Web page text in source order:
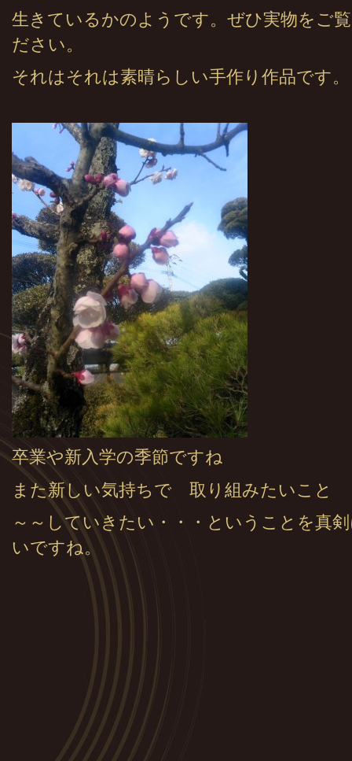
生きているかのようです。ぜひ実物をご
ださい。
それはそれは素晴らしい手作り作品です。
卒業や新入学の季節ですね
また新しい気持ちで 取り組みたいこと
～～していきたい・・・ということを真
いですね。